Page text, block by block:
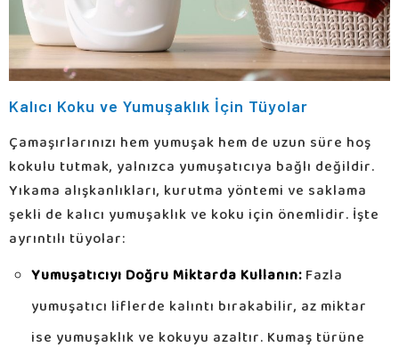
Kalıcı Koku ve Yumuşaklık İçin Tüyolar
Çamaşırlarınızı hem yumuşak hem de uzun süre hoş
kokulu tutmak, yalnızca yumuşatıcıya bağlı değildir.
Yıkama alışkanlıkları, kurutma yöntemi ve saklama
şekli de kalıcı yumuşaklık ve koku için önemlidir. İşte
ayrıntılı tüyolar:
Yumuşatıcıyı Doğru Miktarda Kullanın:Fazla
yumuşatıcı liflerde kalıntı bırakabilir, az miktar
ise yumuşaklık ve kokuyu azaltır. Kumaş türüne